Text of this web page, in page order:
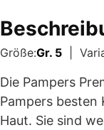
Größe:Gr. 5 |
Die Pampers
Pampers
Haut. Sie sind